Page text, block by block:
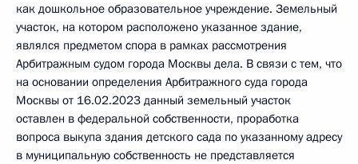
как дошкольное образовательное учреждение. Земельный
участок, на котором расположено указанное здание,
являлся предметом спора в рамках рассмотрения
Арбитражным судом города Москвы дела. В связи с тем, что
на основании определения Арбитражного суда города
Москвы от 16.02.2023 данный земельный участок
оставлен в федеральной собственности, проработка
вопроса выкупа здания детского сада по указанному адресу
в муниципальную собственность не представляется